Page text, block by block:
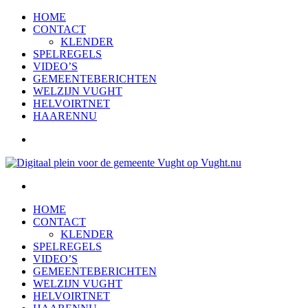
HOME
CONTACT
KLENDER
SPELREGELS
VIDEO’S
GEMEENTEBERICHTEN
WELZIJN VUGHT
HELVOIRTNET
HAARENNU
HOME
CONTACT
KLENDER
SPELREGELS
VIDEO’S
GEMEENTEBERICHTEN
WELZIJN VUGHT
HELVOIRTNET